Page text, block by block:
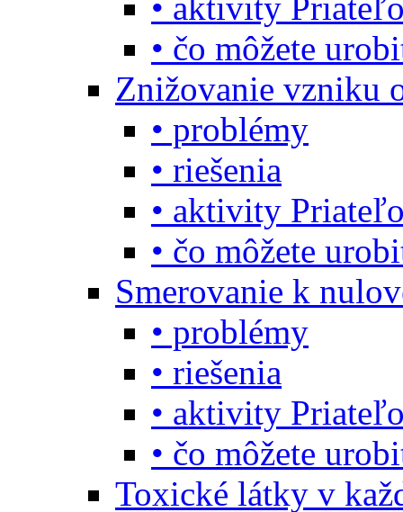
• čo môžete
Znižovanie vzniku
• problémy
• riešenia
• aktivity
• čo môžete
Smerovanie k
• problémy
• riešenia
• aktivity
• čo môžete
Toxické látky v